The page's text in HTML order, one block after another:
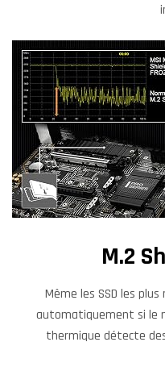
M.2
Même les SSD les
automatiquement si le
thermique détecte